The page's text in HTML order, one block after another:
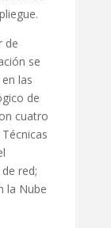
de
se
las
de
cuatro
red;
la Nube